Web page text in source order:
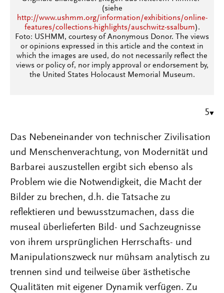
(siehe
http://www.ushmm.org/information/exhibitions/online-
features/collections-highlights/auschwitz-ssalbum).
Foto: USHMM, courtesy of Anonymous Donor. The views
or opinions expressed in this article and the context in
which the images are used, do not necessarily reflect the
views or policy of, nor imply approval or endorsement by,
the United States Holocaust Memorial Museum.
5
Das Nebeneinander von technischer Zivilisation
und Menschenverachtung, von Modernität und
Barbarei auszustellen ergibt sich ebenso als
Problem wie die Notwendigkeit, die Macht der
Bilder zu brechen, d.h. die Tatsache zu
reflektieren und bewusstzumachen, dass die
museal überlieferten Bild- und Sachzeugnisse
von ihrem ursprünglichen Herrschafts- und
Manipulationszweck nur mühsam analytisch zu
trennen sind und teilweise über ästhetische
Qualitäten mit eigener Dynamik verfügen. Zu